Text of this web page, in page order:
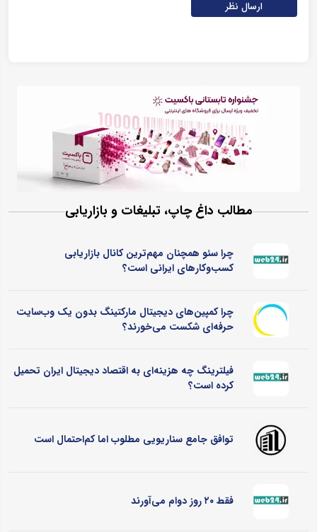
ارسال نظر
مطالب داغ چاپ، تبلیغات و بازاریابی
چرا سئو همچنان مهم‌ترین کانال بازاریابی
کسب‌وکارهای ایرانی است؟
چرا کمپین‌های دیجیتال مارکتینگ بدون یک وب‌سایت
حرفه‌ای شکست می‌خورند؟
فیلترینگ چه هزینه‌ای به اقتصاد دیجیتال ایران تحمیل
کرده است؟
توافق جامع سناریویی مطلوب اما کم‌احتمال است
فقط ۲۰ روز دوام می‌آورند